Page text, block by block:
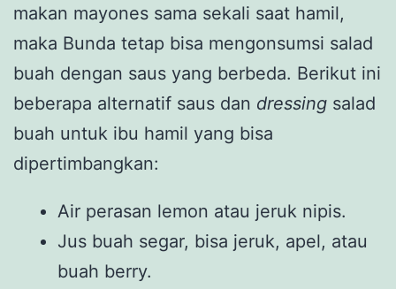
makan mayones sama sekali saat hamil,
maka Bunda tetap bisa mengonsumsi salad
buah dengan saus yang berbeda. Berikut ini
beberapa alternatif saus dan dressing salad
buah untuk ibu hamil yang bisa
dipertimbangkan:
Air perasan lemon atau jeruk nipis.
Jus buah segar, bisa jeruk, apel, atau
buah berry.